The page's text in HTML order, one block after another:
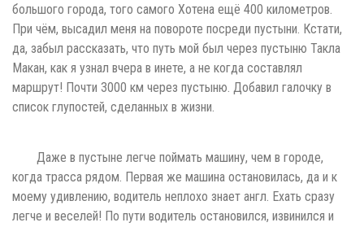
большого города, того самого Хотена ещё 400 километров.
При чём, высадил меня на повороте посреди пустыни. Кстати,
да, забыл рассказать, что путь мой был через пустыню Такла
Макан, как я узнал вчера в инете, а не когда составлял
маршрут! Почти 3000 км через пустыню. Добавил галочку в
список глупостей, сделанных в жизни.
Даже в пустыне легче поймать машину, чем в городе,
когда трасса рядом. Первая же машина остановилась, да и к
моему удивлению, водитель неплохо знает англ. Ехать сразу
легче и веселей! По пути водитель остановился, извинился и